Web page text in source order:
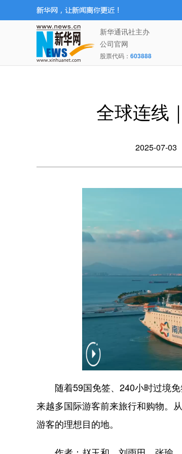
新华通讯社主办
公司官网
股票代码： 603888
全球连线
2025-07-03
随着59国免签、240小时过境免
来越多国际游客前来旅行和购物。
游客的理想目的地。